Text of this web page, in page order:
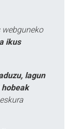
ikus
lagun